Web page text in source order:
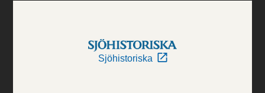
Sjöhistoriska